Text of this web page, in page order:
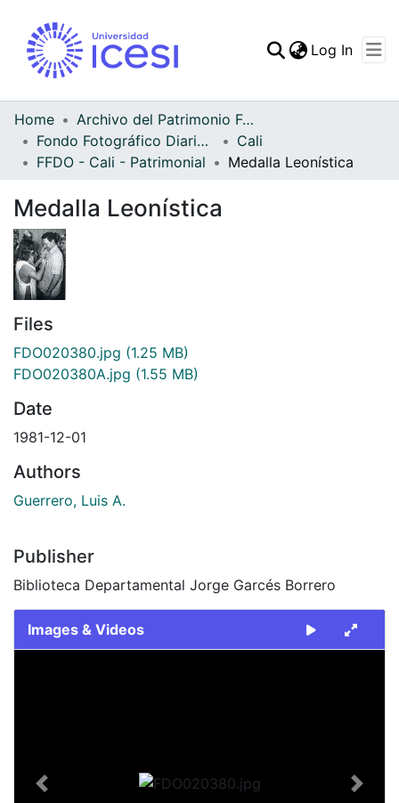
Statistics
Log In
Home
Archivo del Patrimonio Fotográfico y Fílmico del Valle del Cauca
Fondo Fotográfico Diario Occidente
Cali
FFDO - Cali - Patrimonial
Medalla Leonística
Medalla Leonística
Files
FDO020380.jpg (1.25 MB)
FDO020380A.jpg (1.55 MB)
Date
1981-12-01
Authors
Guerrero, Luis A.
Publisher
Biblioteca Departamental Jorge Garcés Borrero
Images & Videos
Previous Next